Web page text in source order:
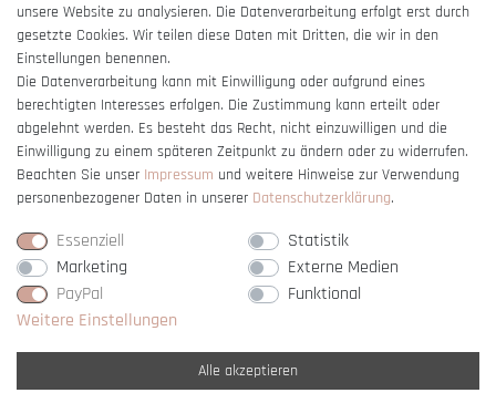
Vertrag widerrufen
unsere Website zu analysieren. Die Datenverarbeitung erfolgt erst durch
gesetzte Cookies. Wir teilen diese Daten mit Dritten, die wir in den
Einstellungen benennen.
Die Datenverarbeitung kann mit Einwilligung oder aufgrund eines
berechtigten Interesses erfolgen. Die Zustimmung kann erteilt oder
abgelehnt werden. Es besteht das Recht, nicht einzuwilligen und die
Einwilligung zu einem späteren Zeitpunkt zu ändern oder zu widerrufen.
Beachten Sie unser Impressum und weitere Hinweise zur Verwendung
personenbezogener Daten in unserer Daten­schutz­erklärung.
Essenziell
Statistik
Marketing
Externe Medien
PayPal
Funktional
Weitere Einstellungen
Alle akzeptieren